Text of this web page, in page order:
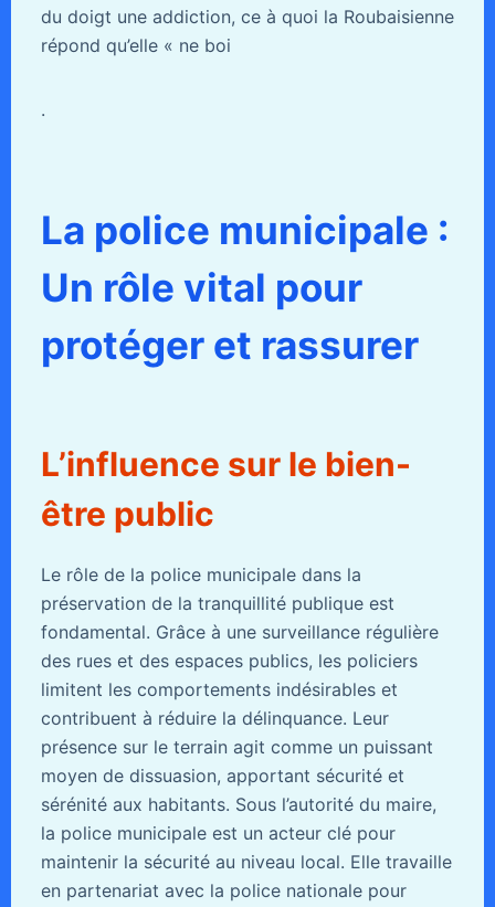
du doigt une addiction, ce à quoi la Roubaisienne
répond qu’elle « ne boi
.
La police municipale :
Un rôle vital pour
protéger et rassurer
L’influence sur le bien-
être public
Le rôle de la police municipale dans la
préservation de la tranquillité publique est
fondamental. Grâce à une surveillance régulière
des rues et des espaces publics, les policiers
limitent les comportements indésirables et
contribuent à réduire la délinquance. Leur
présence sur le terrain agit comme un puissant
moyen de dissuasion, apportant sécurité et
sérénité aux habitants. Sous l’autorité du maire,
la police municipale est un acteur clé pour
maintenir la sécurité au niveau local. Elle travaille
en partenariat avec la police nationale pour